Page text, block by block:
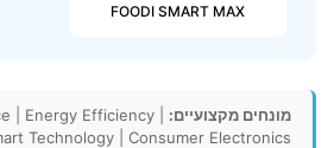
FOODI SMART MAX
מונחים מקצועיים:
| Energy Efficiency |
Technology | Consumer Electronics